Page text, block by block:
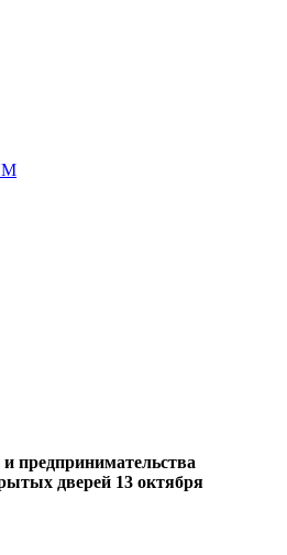
предпринимательства
дверей 13 октября